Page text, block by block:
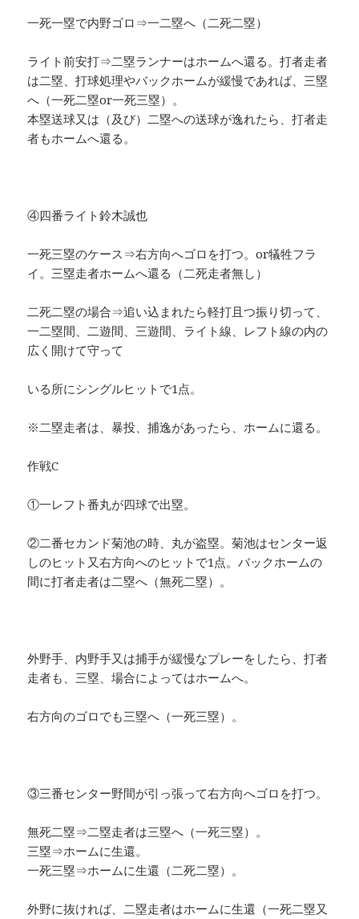
一死一塁で内野ゴロ⇒一二塁へ（二死二塁）
ライト前安打⇒二塁ランナーはホームへ還る。打者走者
は二塁、打球処理やバックホームが緩慢であれば、三塁
へ（一死二塁or一死三塁）。
本塁送球又は（及び）二塁への送球が逸れたら、打者走
者もホームへ還る。
④四番ライト鈴木誠也
一死三塁のケース⇒右方向へゴロを打つ。or犠牲フラ
イ。三塁走者ホームへ還る（二死走者無し）
二死二塁の場合⇒追い込まれたら軽打且つ振り切って、
一二塁間、二遊間、三遊間、ライト線、レフト線の内の
広く開けて守って
いる所にシングルヒットで1点。
※二塁走者は、暴投、捕逸があったら、ホームに還る。
作戦C
①一レフト番丸が四球で出塁。
②二番セカンド菊池の時、丸が盗塁。菊池はセンター返
しのヒット又右方向へのヒットで1点。バックホームの
間に打者走者は二塁へ（無死二塁）。
外野手、内野手又は捕手が緩慢なプレーをしたら、打者
走者も、三塁、場合によってはホームへ。
右方向のゴロでも三塁へ（一死三塁）。
③三番センター野間が引っ張って右方向へゴロを打つ。
無死二塁⇒二塁走者は三塁へ（一死三塁）。
三塁⇒ホームに生還。
一死三塁⇒ホームに生還（二死二塁）。
外野に抜ければ、二塁走者はホームに生還（一死二塁又